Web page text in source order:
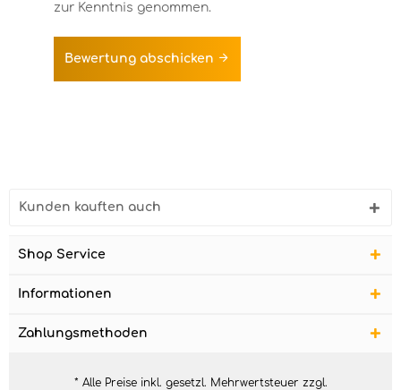
zur Kenntnis genommen.
Bewertung abschicken
Kunden kauften auch
Shop Service
Informationen
Zahlungsmethoden
* Alle Preise inkl. gesetzl. Mehrwertsteuer zzgl.